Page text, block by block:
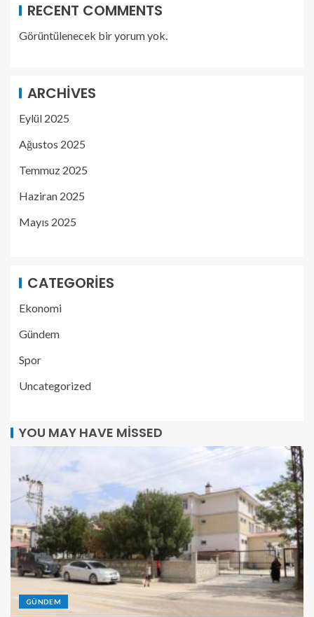
RECENT COMMENTS
Görüntülenecek bir yorum yok.
ARCHIVES
Eylül 2025
Ağustos 2025
Temmuz 2025
Haziran 2025
Mayıs 2025
CATEGORIES
Ekonomi
Gündem
Spor
Uncategorized
YOU MAY HAVE MISSED
GÜNDEM